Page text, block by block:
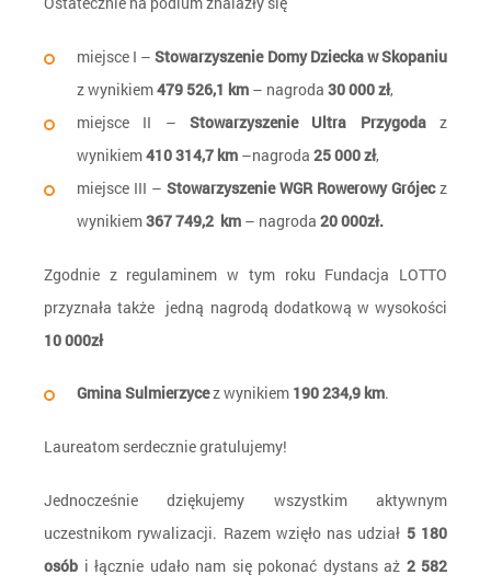
miejsce I –Stowarzyszenie Domy Dziecka w Skopaniu
z wynikiem479 526,1 km – nagroda 30 000 zł,
miejsce II – Stowarzyszenie Ultra Przygoda z
wynikiem410 314,7 km –nagroda 25 000 zł,
miejsce III – Stowarzyszenie WGR Rowerowy Grójecz
wynikiem367 749,2 km – nagroda 20 000zł.
Zgodnie z regulaminem w tym roku Fundacja LOTTO
przyznała także jedną nagrodą dodatkową w wysokości
10 000zł
Gmina Sulmierzycez wynikiem 190 234,9 km.
Laureatom serdecznie gratulujemy!
Jednocześnie dziękujemy wszystkim aktywnym
uczestnikom rywalizacji. Razem wzięło nas udział 5 180
osób i łącznie udało nam się pokonać dystans aż 2 582